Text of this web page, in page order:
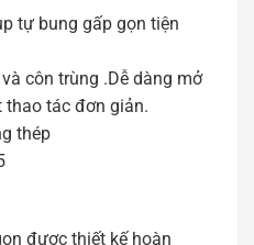
tự bung gấp gọn tiện
côn trùng .Dễ dàng mở
thao tác đơn giản.
thép
được thiết kế hoàn